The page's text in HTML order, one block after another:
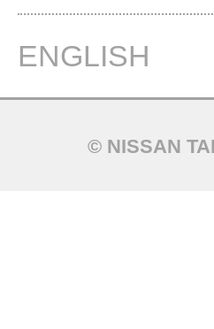
ENGLISH
© NISSAN